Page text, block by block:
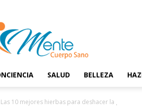
Cuerpo
Sano
SALUD BELLEZA
Las 10 mejores hierbas para deshacer la grasa